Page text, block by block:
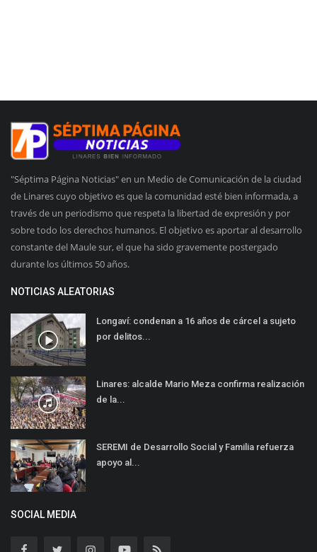
"Séptima Página Noticias" en un Medio de Comunicación de la ciudad
de Linares cuyo objetivo es que la comunidad esté bien informada, a
través de un periodismo que respeta la libertad de expresión y por
sobre todo los derechos humanos. El objetivo es aportar al desarrollo
constante del Maule sur, el que ha sido gravemente postergado
durante los últimos 50 años.
NOTICIAS ALEATORIAS
Longaví: condenan a 16 años de cárcel a sujeto
por delitos...
Linares: alcalde Mario Meza confirma realización
de la...
SEREMI de Desarrollo Social y Familia refuerza
apoyo al...
SOCIAL MEDIA